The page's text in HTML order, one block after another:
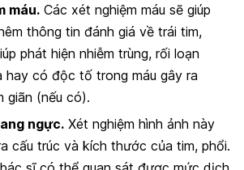
máu. Các xét nghiệm máu sẽ giúp
thông tin đánh giá về trái tim,
phát hiện nhiễm trùng, rối loạn
hay có độc tố trong máu gây ra
giãn (nếu có).
ngực. Xét nghiệm hình ảnh này
cấu trúc và kích thước của tim, phổi.